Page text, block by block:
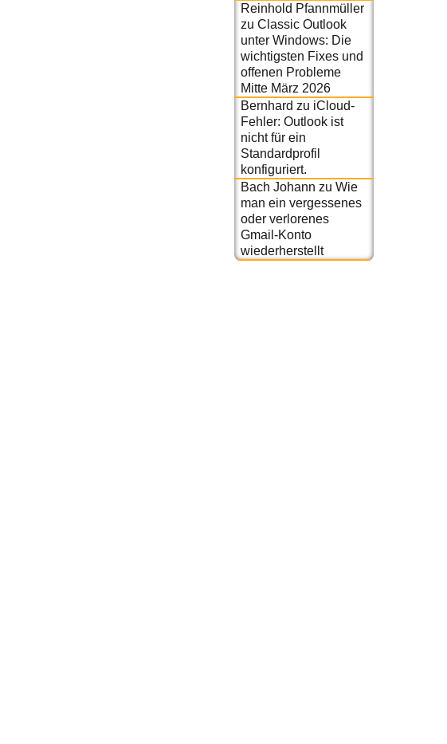
Reinhold Pfannmüller
zu Classic Outlook
unter Windows: Die
wichtigsten Fixes und
offenen Probleme
Mitte März 2026
Bernhard zu iCloud-
Fehler: Outlook ist
nicht für ein
Standardprofil
konfiguriert.
Bach Johann zu Wie
man ein vergessenes
oder verlorenes
Gmail-Konto
wiederherstellt